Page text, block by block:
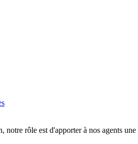
rôle est d'apporter à nos agents